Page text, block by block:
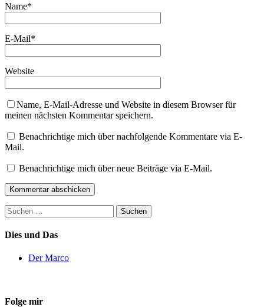
Name*
E-Mail*
Website
Name, E-Mail-Adresse und Website in diesem Browser für
meinen nächsten Kommentar speichern.
Benachrichtige mich über nachfolgende Kommentare via E-
Mail.
Benachrichtige mich über neue Beiträge via E-Mail.
Suchen
nach:
Dies und Das
Der Marco
Folge mir